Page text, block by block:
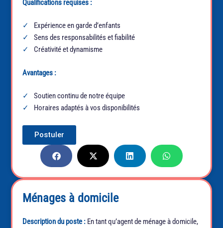
Qualifications requises :
Expérience en garde d’enfants
Sens des responsabilités et fiabilité
Créativité et dynamisme
Avantages :
Soutien continu de notre équipe
Horaires adaptés à vos disponibilités
Postuler
Ménages à domicile
Description du poste : En tant qu’agent de ménage à domicile,